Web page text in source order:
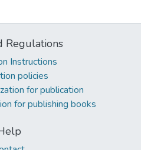
Regulations
Instructions
policies
for publication
for publishing books